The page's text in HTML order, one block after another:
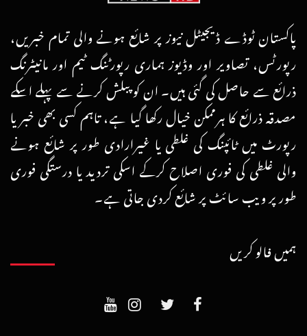
پاکستان ٹوڈے ڈیجیٹل نیوز پر شائع ہونے والی تمام خبریں،
رپورٹس، تصاویر اور وڈیوز ہماری رپورٹنگ ٹیم اور مانیٹرنگ
ذرائع سے حاصل کی گئی ہیں۔ ان کو پبلش کرنے سے پہلے اسکے
مصدقہ ذرائع کا ہرممکن خیال رکھا گیا ہے، تاہم کسی بھی خبر یا
رپورٹ میں ٹائپنگ کی غلطی یا غیرارادی طور پر شائع ہونے
والی غلطی کی فوری اصلاح کرکے اسکی تردید یا درستگی فوری
طور پر ویب سائٹ پر شائع کردی جاتی ہے۔
ہمیں فالو کریں